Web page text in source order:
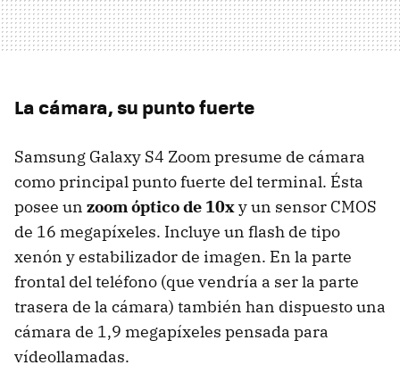
La cámara, su punto fuerte
Samsung Galaxy S4 Zoom presume de cámara
como principal punto fuerte del terminal. Ésta
posee un zoom óptico de 10xy un sensor CMOS
de 16 megapíxeles. Incluye un flash de tipo
xenón y estabilizador de imagen. En la parte
frontal del teléfono (que vendría a ser la parte
trasera de la cámara) también han dispuesto una
cámara de 1,9 megapíxeles pensada para
vídeollamadas.